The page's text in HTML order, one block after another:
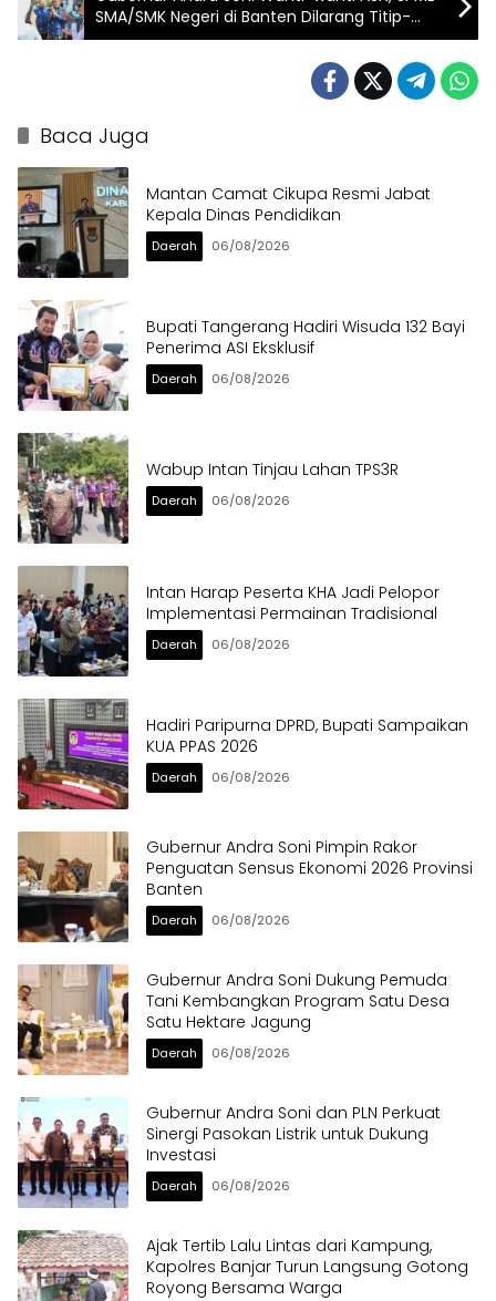
SMA/SMK Negeri di Banten Dilarang Titip-
Menitip
Baca Juga
Mantan Camat Cikupa Resmi Jabat
Kepala Dinas Pendidikan
Daerah 06/08/2026
Bupati Tangerang Hadiri Wisuda 132 Bayi
Penerima ASI Eksklusif
Daerah 06/08/2026
Wabup Intan Tinjau Lahan TPS3R
Daerah 06/08/2026
Intan Harap Peserta KHA Jadi Pelopor
Implementasi Permainan Tradisional
Daerah 06/08/2026
Hadiri Paripurna DPRD, Bupati Sampaikan
KUA PPAS 2026
Daerah 06/08/2026
Gubernur Andra Soni Pimpin Rakor
Penguatan Sensus Ekonomi 2026 Provinsi
Banten
Daerah 06/08/2026
Gubernur Andra Soni Dukung Pemuda
Tani Kembangkan Program Satu Desa
Satu Hektare Jagung
Daerah 06/08/2026
Gubernur Andra Soni dan PLN Perkuat
Sinergi Pasokan Listrik untuk Dukung
Investasi
Daerah 06/08/2026
Ajak Tertib Lalu Lintas dari Kampung,
Kapolres Banjar Turun Langsung Gotong
Royong Bersama Warga